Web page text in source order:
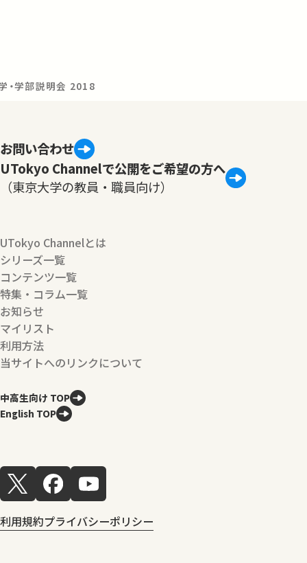
・学部説明会 2018
お問い合わせ
UTokyo Channelで公開をご希望の方へ
（東京大学の教員・職員向け）
UTokyo Channelとは
シリーズ一覧
コンテンツ一覧
特集・コラム一覧
お知らせ
マイリスト
利用方法
当サイトへのリンクについて
中高生向け TOP
English TOP
利用規約プライバシーポリシー